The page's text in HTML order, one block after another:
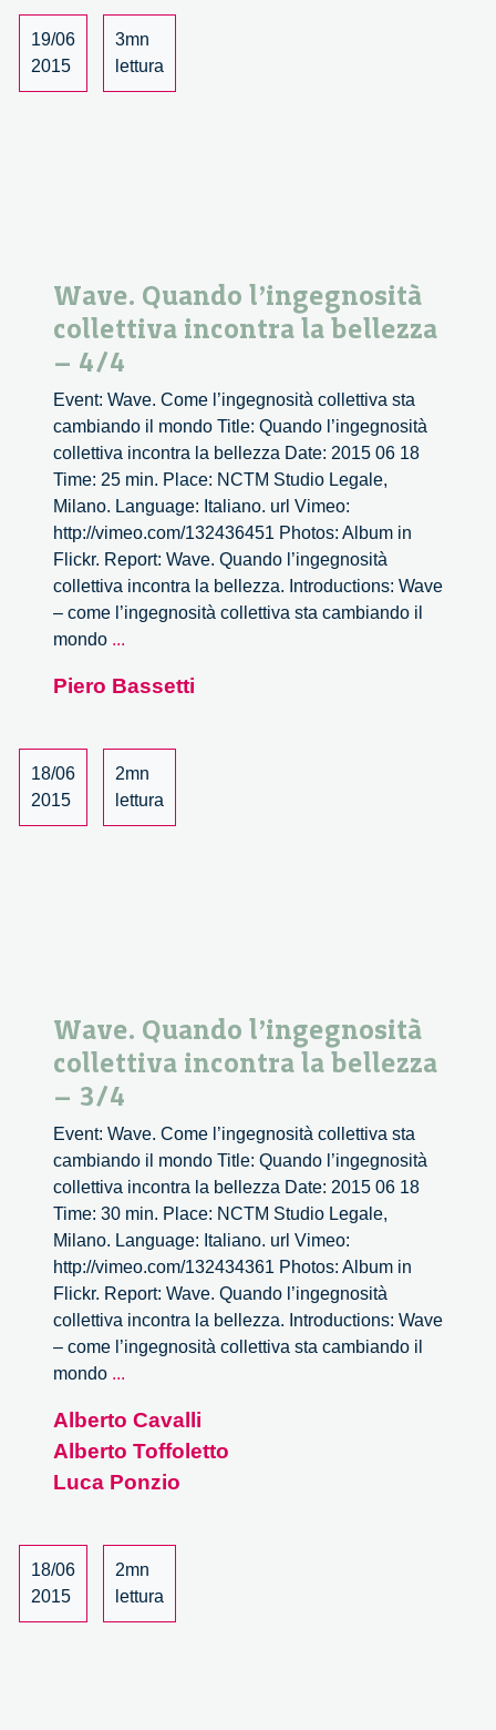
leonardesca
digitale
19/06
2015
3mn
lettura
Wave. Quando l’ingegnosità
collettiva incontra la bellezza
– 4/4
Event: Wave. Come l’ingegnosità collettiva sta
cambiando il mondo Title: Quando l’ingegnosità
collettiva incontra la bellezza Date: 2015 06 18
Time: 25 min. Place: NCTM Studio Legale,
Milano. Language: Italiano. url Vimeo:
http://vimeo.com/132436451 Photos: Album in
Flickr. Report: Wave. Quando l’ingegnosità
collettiva incontra la bellezza. Introductions: Wave
– come l’ingegnosità collettiva sta cambiando il
mondo ...
l’ingegnosità
incontra
la
bellezza
–
Piero Bassetti
18/06
2015
2mn
lettura
Wave. Quando l’ingegnosità
collettiva incontra la bellezza
– 3/4
Event: Wave. Come l’ingegnosità collettiva sta
cambiando il mondo Title: Quando l’ingegnosità
collettiva incontra la bellezza Date: 2015 06 18
Time: 30 min. Place: NCTM Studio Legale,
Milano. Language: Italiano. url Vimeo:
http://vimeo.com/132434361 Photos: Album in
Flickr. Report: Wave. Quando l’ingegnosità
collettiva incontra la bellezza. Introductions: Wave
– come l’ingegnosità collettiva sta cambiando il
mondo ...
l’ingegnosità
collettiva
incontra
Alberto Cavalli
Alberto Toffoletto
Luca Ponzio
18/06
2015
2mn
lettura